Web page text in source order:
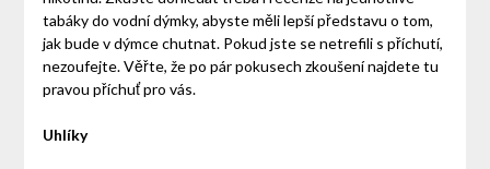
tabáky do vodní dýmky, abyste měli lepší představu o tom,
jak bude v dýmce chutnat. Pokud jste se netrefili s příchutí,
nezoufejte. Věřte, že po pár pokusech zkoušení najdete tu
pravou příchuť pro vás.
Uhlíky